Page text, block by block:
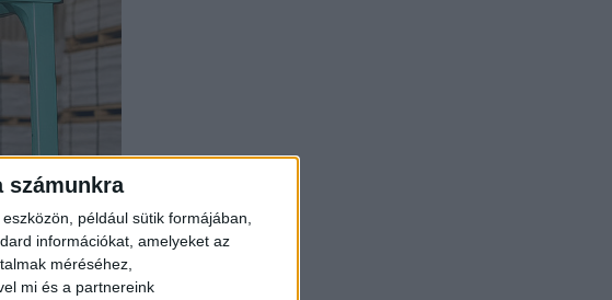
számunkra
például sütik formájában,
információkat, amelyeket az
méréséhez,
mi és a partnereink